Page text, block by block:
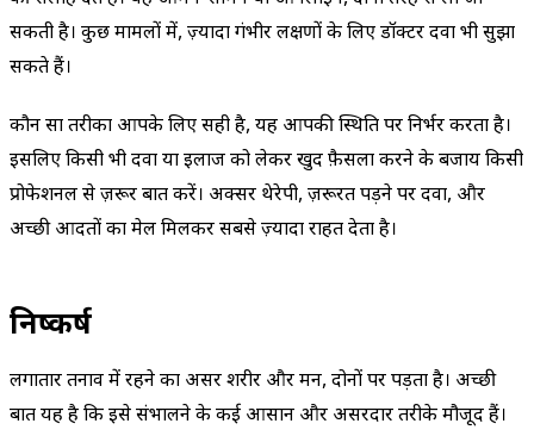
सकती है। कुछ मामलों में, ज़्यादा गंभीर लक्षणों के लिए डॉक्टर दवा भी सुझा
सकते हैं।
कौन सा तरीका आपके लिए सही है, यह आपकी स्थिति पर निर्भर करता है।
इसलिए किसी भी दवा या इलाज को लेकर खुद फ़ैसला करने के बजाय किसी
प्रोफेशनल से ज़रूर बात करें। अक्सर थेरेपी, ज़रूरत पड़ने पर दवा, और
अच्छी आदतों का मेल मिलकर सबसे ज़्यादा राहत देता है।
निष्कर्ष
लगातार तनाव में रहने का असर शरीर और मन, दोनों पर पड़ता है। अच्छी
बात यह है कि इसे संभालने के कई आसान और असरदार तरीके मौजूद हैं।